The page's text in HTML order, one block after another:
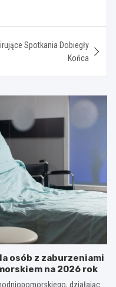
Spotkania Dobiegły
Końca
osób z zaburzeniami
na 2026 rok
działając